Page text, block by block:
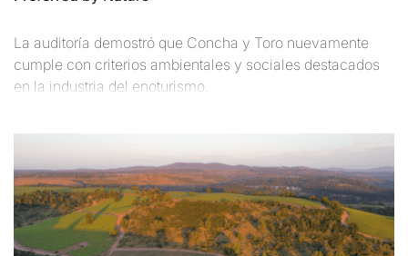
La auditoría demostró que Concha y Toro nuevamente
cumple con criterios ambientales y sociales destacados
en la industria del enoturismo.